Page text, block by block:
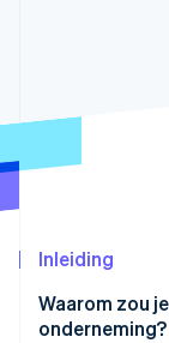
Identity
Inleiding
Waarom zou
onderneming?